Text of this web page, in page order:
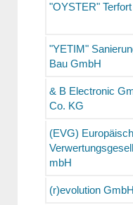
"OYSTER"
"YETIM"
Bau GmbH
& B Electronic
Co. KG
(EVG)
mbH
(r)evolution GmbH